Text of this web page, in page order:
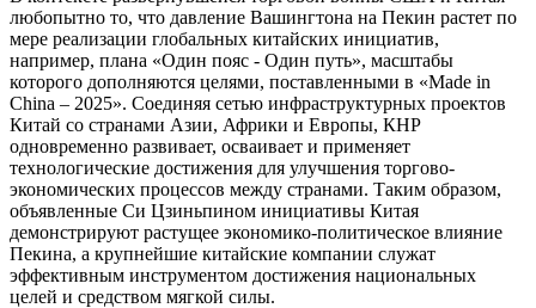
любопытно то, что давление Вашингтона на Пекин растет по
мере реализации глобальных китайских инициатив,
например, плана «Один пояс - Один путь», масштабы
которого дополняются целями, поставленными в «Made in
China – 2025». Соединяя сетью инфраструктурных проектов
Китай со странами Азии, Африки и Европы, КНР
одновременно развивает, осваивает и применяет
технологические достижения для улучшения торгово-
экономических процессов между странами. Таким образом,
объявленные Си Цзиньпином инициативы Китая
демонстрируют растущее экономико-политическое влияние
Пекина, а крупнейшие китайские компании служат
эффективным инструментом достижения национальных
целей и средством мягкой силы.